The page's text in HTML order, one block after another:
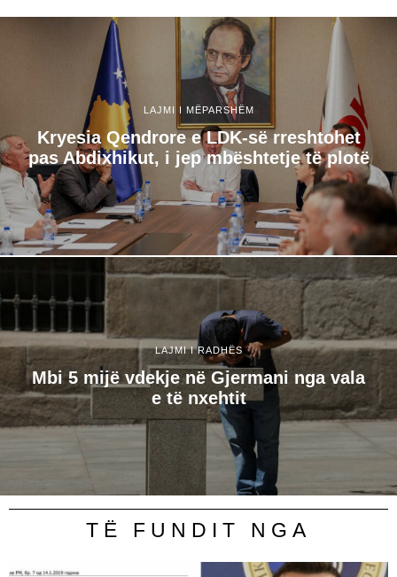
LAJMI I MËPARSHËM
Kryesia Qendrore e LDK-së rreshtohet
pas Abdixhikut, i jep mbështetje të plotë
LAJMI I RADHËS
Mbi 5 mijë vdekje në Gjermani nga vala
e të nxehtit
TË FUNDIT NGA